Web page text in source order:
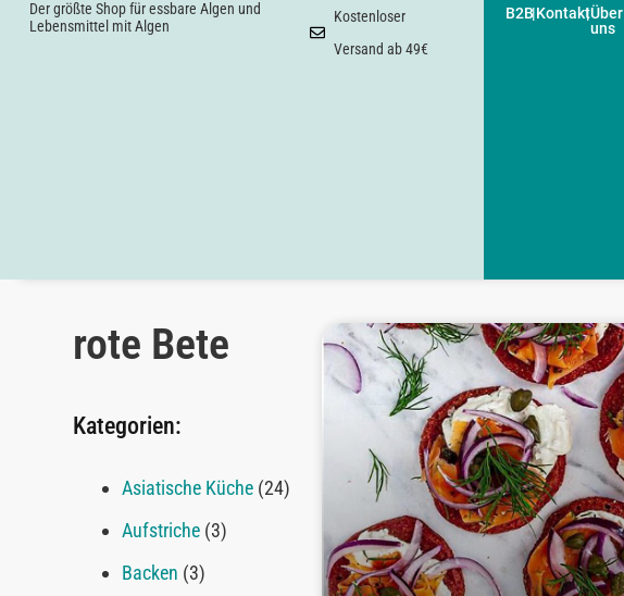
Der größte Shop für essbare Algen und
Lebensmittel mit Algen
Kostenloser
Versand ab 49€
B2B|Kontakt|Über
uns
rote Bete
Kategorien:
Asiatische Küche (24)
Aufstriche (3)
Backen (3)